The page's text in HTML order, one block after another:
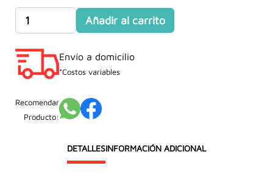
Lima
de
para
bebé
luz
incorporada
Añadir al carrito
Envío a domicilio
*Costos variables
Recomendar
Producto:
DETALLESINFORMACIÓN ADICIONAL